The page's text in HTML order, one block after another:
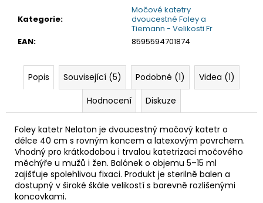
Kategorie:
Močové katetry
dvoucestné Foley a
Tiemann - Velikosti Fr
EAN: 8595594701874
Popis Související (5) Podobné (1)
Videa (1)
Hodnocení
Diskuze
Foley katetr Nelaton je dvoucestný močový katetr o
délce 40 cm s rovným koncem a latexovým povrchem.
Vhodný pro krátkodobou i trvalou katetrizaci močového
měchýře u mužů i žen. Balónek o objemu 5–15 ml
zajišťuje spolehlivou fixaci. Produkt je sterilně balen a
dostupný v široké škále velikostí s barevně rozlišenými
koncovkami.